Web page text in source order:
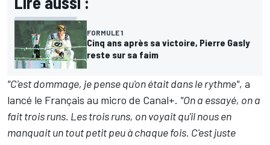
FORMULE 1
Cinq ans après sa victoire, Pierre Gasly
reste sur sa faim
"C'est dommage, je pense qu'on était dans le rythme", a
lancé le Français au micro de Canal+. "On a essayé, on a
fait trois runs. Les trois runs, on voyait qu'il nous en
manquait un tout petit peu à chaque fois. C'est juste